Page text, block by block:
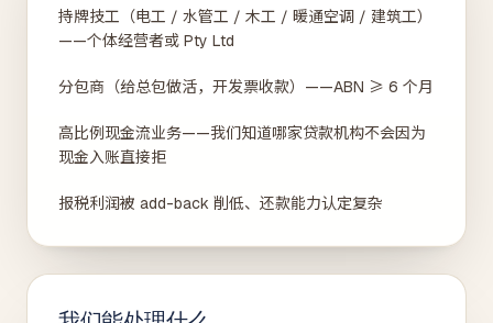
持牌技工（电工 / 水管工 / 木工 / 暖通空调 / 建筑工）
——个体经营者或 Pty Ltd
分包商（给总包做活，开发票收款）——ABN ≥ 6 个月
高比例现金流业务——我们知道哪家贷款机构不会因为
现金入账直接拒
报税利润被 add-back 削低、还款能力认定复杂